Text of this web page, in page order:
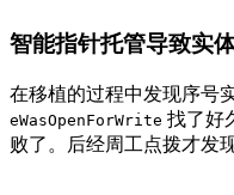
智能指针托管导致实
在移植的过程中发现序号
eWasOpenForWrite 找了好
败了。后经周工点拨才发